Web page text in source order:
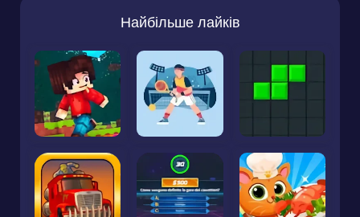
Найбільше лайків